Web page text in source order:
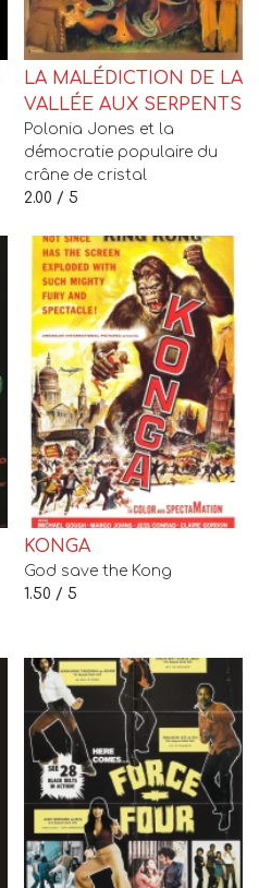
LA MALÉDICTION DE LA
VALLÉE AUX SERPENTS
Polonia Jones et la
démocratie populaire du
crâne de cristal
2.00 / 5
KONGA
God save the Kong
1.50 / 5